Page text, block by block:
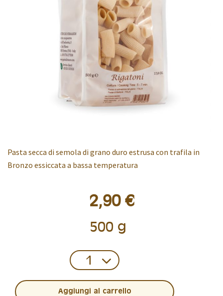
Pasta secca di semola di grano duro estrusa con trafila in
Bronzo essiccata a bassa temperatura
2,90 €
Confezione
500 g
Aggiungi al carrello